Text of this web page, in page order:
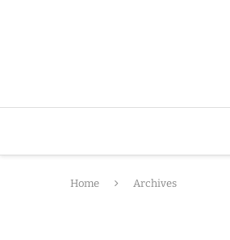
Home Archives